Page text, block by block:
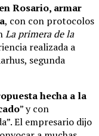
Rosario, armar
, con con protocolos
La primera de la
realizada a
segunda
hecha a la
” y con
El empresario dijo